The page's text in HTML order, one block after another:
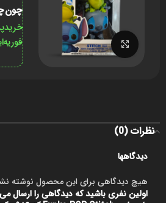
برای بزرگنمایی کلیک کنید
چون
خرید
فوریه
نظرات (0)
دیدگاهها
هیچ دیدگاهی برای این محصول نوشته
اولین نفری باشید که دیدگاهی را ارسال می